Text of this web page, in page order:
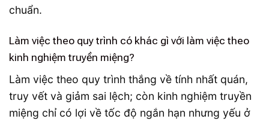
chuẩn.
Làm việc theo quy trình có khác gì với làm việc theo
kinh nghiệm truyền miệng?
Làm việc theo quy trình thắng về tính nhất quán,
truy vết và giảm sai lệch; còn kinh nghiệm truyền
miệng chỉ có lợi về tốc độ ngắn hạn nhưng yếu ở